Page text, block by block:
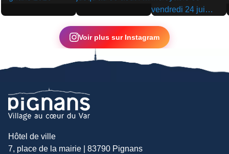
▶ ▶
▶
Voir plus sur Instagram
Hôtel de ville
7, place de la mairie | 83790 Pignans